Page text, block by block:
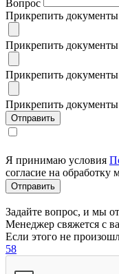
Вопрос
Прикрепить документы
Прикрепить документы
Прикрепить документы
Прикрепить документы
Я принимаю условия
согласие на
Задайте вопрос, и мы
Менеджер свяжется с
Если этого не
58